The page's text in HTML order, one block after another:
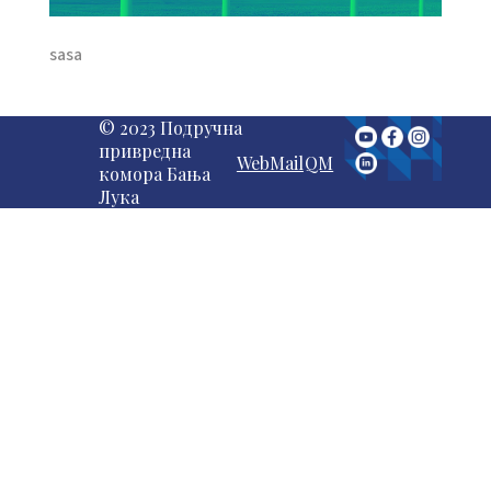
sasa
© 2023 Подручна
привредна
комора Бања
Лука
WebMailQM